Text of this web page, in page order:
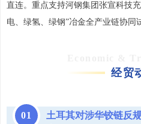
直连。重点支持河钢集团张宣科技
电、绿氢、绿钢”冶金全产业链协同
经贸
01
土耳其对涉华铰链反